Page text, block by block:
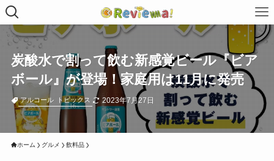
炭酸水で割って飲む新感覚ビール『ビア
ボール』が登場！家庭用は11月に発売
アルコール トピックス 2023年7月27日
ホーム グルメ 飲料品